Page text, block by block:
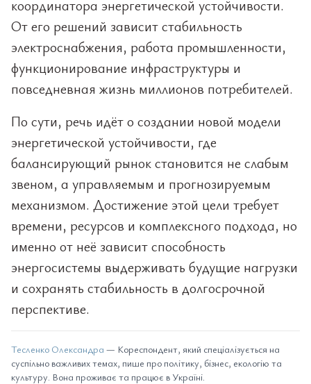
координатора энергетической устойчивости.
От его решений зависит стабильность
электроснабжения, работа промышленности,
функционирование инфраструктуры и
повседневная жизнь миллионов потребителей.
По сути, речь идёт о создании новой модели
энергетической устойчивости, где
балансирующий рынок становится не слабым
звеном, а управляемым и прогнозируемым
механизмом. Достижение этой цели требует
времени, ресурсов и комплексного подхода, но
именно от неё зависит способность
энергосистемы выдерживать будущие нагрузки
и сохранять стабильность в долгосрочной
перспективе.
Тесленко Олександра — Кореспондент, який спеціалізується на
суспільно важливих темах, пише про політику, бізнес, екологію та
культуру. Вона проживає та працює в Україні.